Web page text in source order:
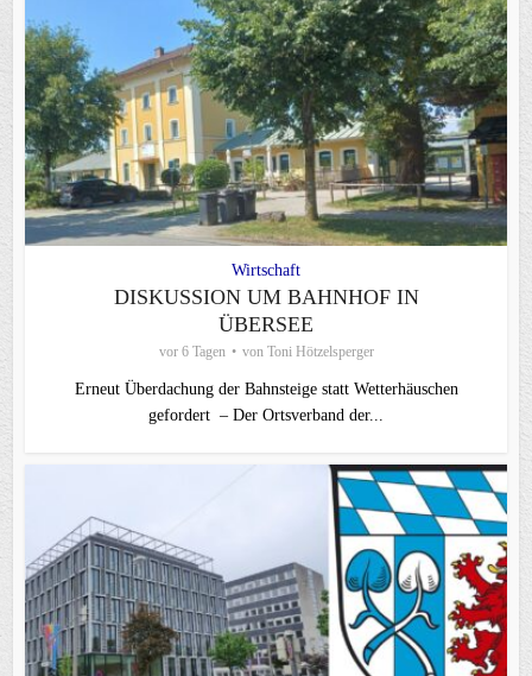
Wirtschaft
DISKUSSION UM BAHNHOF IN
ÜBERSEE
vor 6 Tagen von Toni Hötzelsperger
Erneut Überdachung der Bahnsteige statt Wetterhäuschen
gefordert – Der Ortsverband der...